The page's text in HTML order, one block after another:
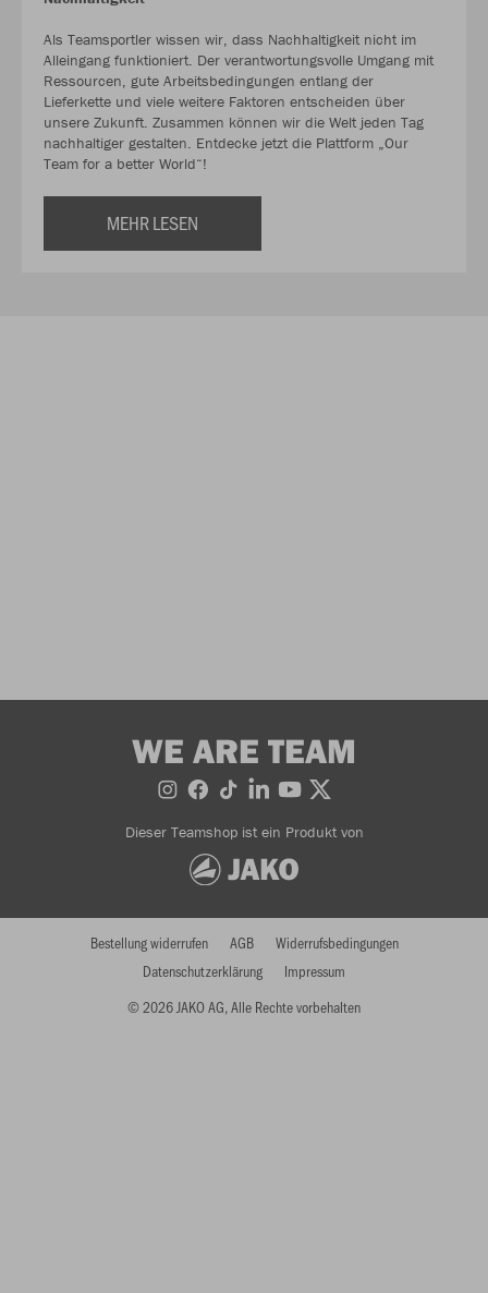
Als Teamsportler wissen wir, dass Nachhaltigkeit nicht im
Alleingang funktioniert. Der verantwortungsvolle Umgang mit
Ressourcen, gute Arbeitsbedingungen entlang der
Lieferkette und viele weitere Faktoren entscheiden über
unsere Zukunft. Zusammen können wir die Welt jeden Tag
nachhaltiger gestalten. Entdecke jetzt die Plattform „Our
Team for a better World“!
MEHR LESEN
WE ARE TEAM
Dieser Teamshop ist ein Produkt von
© 2026 JAKO AG, Alle Rechte vorbehalten
Bestellung widerrufen AGB
Widerrufsbedingungen
Datenschutzerklärung
Impressum